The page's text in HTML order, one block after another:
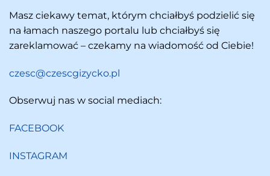
Masz ciekawy temat, którym chciałbyś podzielić się
na łamach naszego portalu lub chciałbyś się
zareklamować – czekamy na wiadomość od Ciebie!
czesc@czescgizycko.pl
Obserwuj nas w social mediach:
FACEBOOK
INSTAGRAM